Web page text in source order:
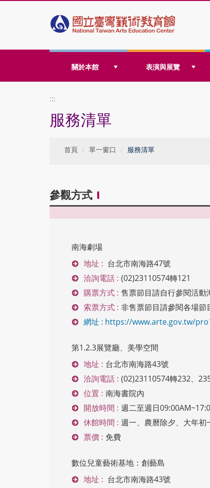
跳
主
內
關於本館 表演與展覽
:::
服務清單
首頁 單一窗口 服務清單
參觀方式
南海劇場
地址 : 台北市南海路47號
洽詢電話 : (02)23110574轉121
購票方式 : 售票節目請自行參閱活動
索票方式 : 非售票節目請參閱各場節
網址 : https://www.arte.gov.tw/
第1.2.3展覽廳、美學空間
地址 : 台北市南海路43號
洽詢電話 : (02)23110574轉232、
位置 : 南海書院內
開放時間 : 週二至週日
休館時間 : 週一、農曆除夕、大年初
票價 : 免費
數位兒童藝術基地：創藝島
地址 : 台北市南海路43號